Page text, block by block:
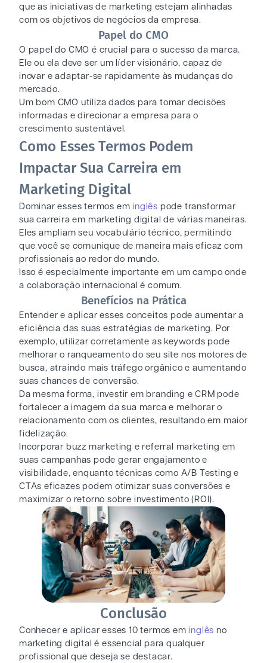
que as iniciativas de marketing estejam alinhadas
com os objetivos de negócios da empresa.
Papel do CMO
O papel do CMO é crucial para o sucesso da marca.
Ele ou ela deve ser um líder visionário, capaz de
inovar e adaptar-se rapidamente às mudanças do
mercado.
Um bom CMO utiliza dados para tomar decisões
informadas e direcionar a empresa para o
crescimento sustentável.
Como Esses Termos Podem
Impactar Sua Carreira em
Marketing Digital
Dominar esses termos em inglês pode transformar
sua carreira em marketing digital de várias maneiras.
Eles ampliam seu vocabulário técnico, permitindo
que você se comunique de maneira mais eficaz com
profissionais ao redor do mundo.
Isso é especialmente importante em um campo onde
a colaboração internacional é comum.
Benefícios na Prática
Entender e aplicar esses conceitos pode aumentar a
eficiência das suas estratégias de marketing. Por
exemplo, utilizar corretamente as keywords pode
melhorar o ranqueamento do seu site nos motores de
busca, atraindo mais tráfego orgânico e aumentando
suas chances de conversão.
Da mesma forma, investir em branding e CRM pode
fortalecer a imagem da sua marca e melhorar o
relacionamento com os clientes, resultando em maior
fidelização.
Incorporar buzz marketing e referral marketing em
suas campanhas pode gerar engajamento e
visibilidade, enquanto técnicas como A/B Testing e
CTAs eficazes podem otimizar suas conversões e
maximizar o retorno sobre investimento (ROI).
Conclusão
Conhecer e aplicar esses 10 termos em inglês no
marketing digital é essencial para qualquer
profissional que deseja se destacar.